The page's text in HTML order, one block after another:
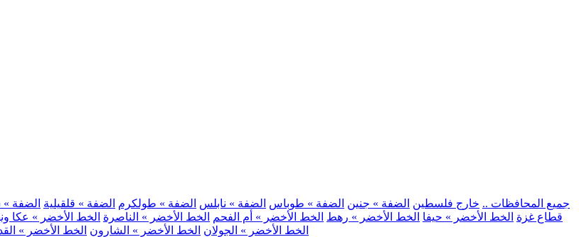
.. جميع المحافظات .. خارج فلسطين الضفة » جنين الضفة » طوباس الضفة » نابلس الضفة » طولكرم الضفة » قلقيلية الضفة
قطاع غزة الخط الأخضر » حيفا الخط الأخضر » رهط الخط الأخضر » أم الفحم الخط الأخضر » الناصرة الخط الأخضر » عكا
الخط الأخضر » الجولان الخط الأخضر » الشارون الخط الأخضر »